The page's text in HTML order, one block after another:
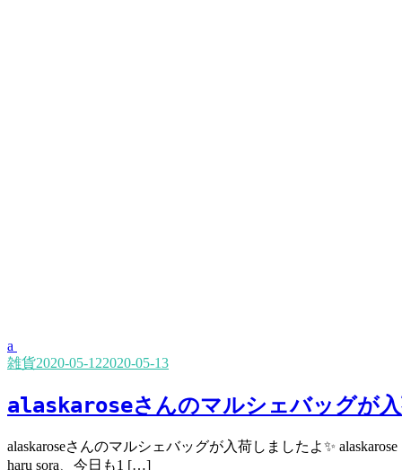
a
雑貨2020-05-122020-05-13
alaskaroseさんのマルシェバッグが入
alaskaroseさんのマルシェバッグが入荷しましたよ✨
haru sora、今日も1 […]